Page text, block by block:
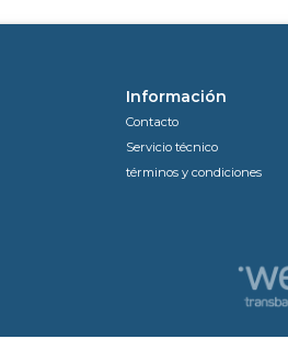
Información
Contacto
Servicio técnico
términos y condiciones